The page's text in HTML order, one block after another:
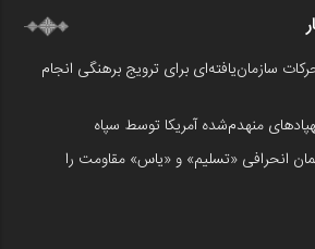
سازمان‌یافته‌ای برای ترویج برهنگی انجام
منهدم‌شده آمریکا توسط سپاه
انحرافی «تسلیم» و «یاس» مقاومت را